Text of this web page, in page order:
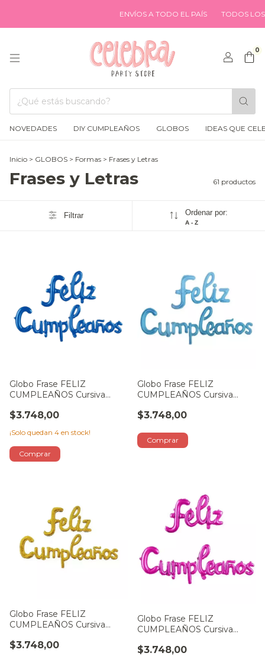
ENVÍOS A TODO EL PAÍS TODOS LOS
0
NOVEDADES DIY CUMPLEAÑOS GLOBOS IDEAS QUE
Inicio > GLOBOS > Formas > Frases y Letras
Frases y Letras 61 productos
Filtrar Ordenar por:
A - Z
Globo Frase FELIZ
CUMPLEAÑOS Cursiva
$3.748,00
¡Solo quedan 4 en stock!
Globo Frase FELIZ
CUMPLEAÑOS Cursiva
$3.748,00
Globo Frase FELIZ
CUMPLEAÑOS Cursiva
$3.748,00
Globo Frase FELIZ
CUMPLEAÑOS Cursiva
$3.748,00